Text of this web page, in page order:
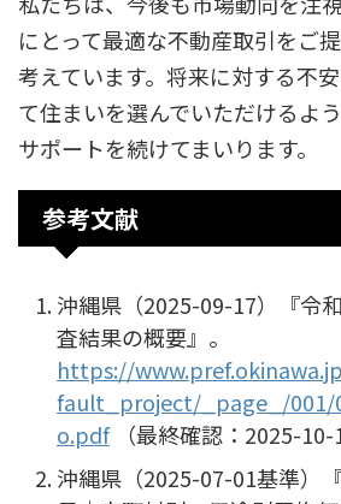
にとって最適な不動産取引をご
考えています。将来に対する不
て住まいを選んでいただけるよ
サポートを続けてまいります。
参考文献
沖縄県（2025-09-17）『令
査結果の概要』。
https://
fault_project/_page_/001/
o.pdf（最終確認：2025-10-
沖縄県（2025-07-01基準）